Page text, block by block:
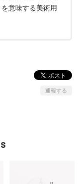
意味する美術用
通報する